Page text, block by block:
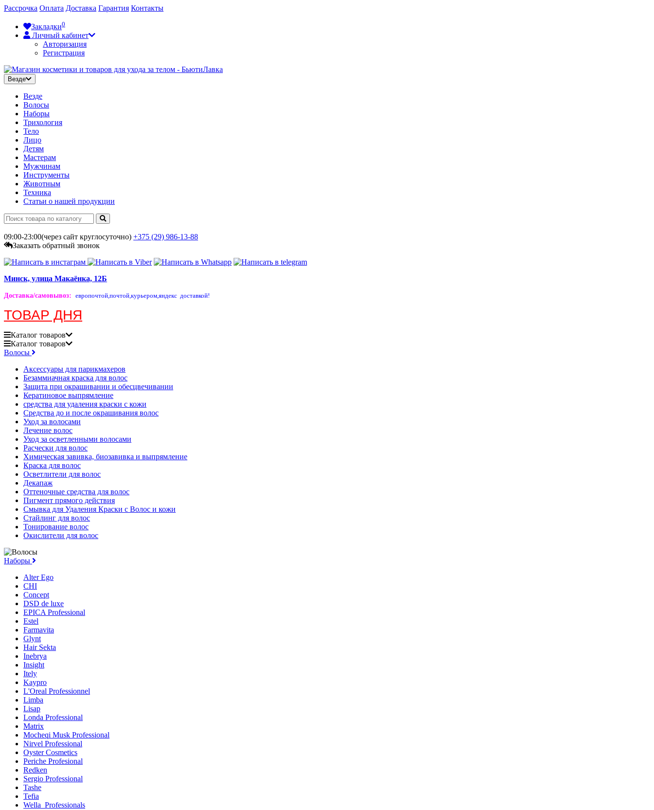
Рассрочка Оплата Доставка Гарантия Контакты
Закладки0
Личный кабинет
Авторизация
Регистрация
Везде
Везде
Волосы
Наборы
Трихология
Тело
Лицо
Детям
Мастерам
Мужчинам
Инструменты
Животным
Техника
Статьи о нашей продукции
09:00-23:00(через сайт круглосуточно) +375 (29) 986-13-88
Заказать обратный звонок
Минск, улица Макаёнка, 12Б
Доставка/самовывоз: европочтой,почтой,курьером,яндекс доставкой!
ТОВАР ДНЯ
Каталог товаров
Каталог товаров
Волосы
Аксессуары для парикмахеров
Безаммиачная краска для волос
Защита при окрашивании и обесцвечивании
Кератиновое выпрямление
средства для удаления краски с кожи
Средства до и после окрашивания волос
Уход за волосами
Лечение волос
Уход за осветленными волосами
Расчески для волос
Химическая завивка, биозавивка и выпрямление
Краска для волос
Осветлители для волос
Декапаж
Оттеночные средства для волос
Пигмент прямого действия
Смывка для Удаления Краски с Волос и кожи
Стайлинг для волос
Тонирование волос
Окислители для волос
Наборы
Alter Ego
CHI
Concept
DSD de luxe
EPICA Professional
Estel
Farmavita
Glynt
Hair Sekta
Inebrya
Insight
Itely
Kaypro
L'Oreal Professionnel
Limba
Lisap
Londa Professional
Matrix
Mocheqi Musk Professional
Nirvel Professional
Oyster Cosmetics
Periche Profesional
Redken
Sergio Professional
Tashe
Tefia
Wella_Professionals